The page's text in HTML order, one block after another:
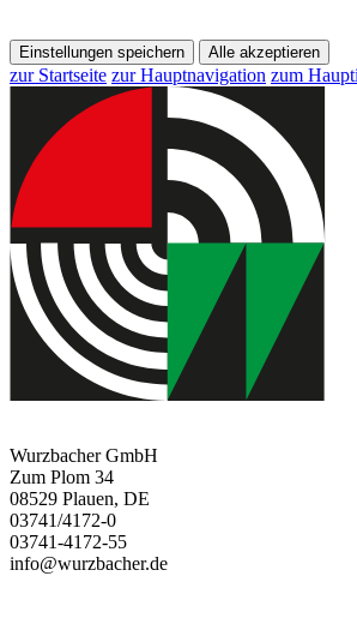
Einstellungen speichern Alle akzeptieren
zur Startseite zur Hauptnavigation zum
Wurzbacher GmbH
Zum Plom 34
08529 Plauen, DE
03741/4172-0
03741-4172-55
info@wurzbacher.de